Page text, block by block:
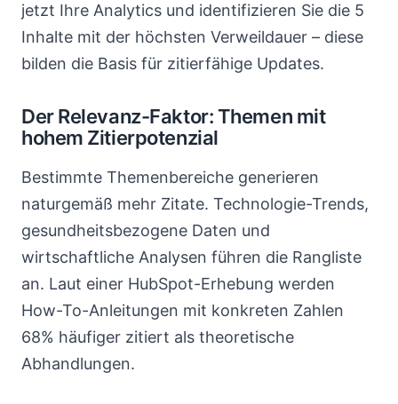
jetzt Ihre Analytics und identifizieren Sie die 5
Inhalte mit der höchsten Verweildauer – diese
bilden die Basis für zitierfähige Updates.
Der Relevanz-Faktor: Themen mit
hohem Zitierpotenzial
Bestimmte Themenbereiche generieren
naturgemäß mehr Zitate. Technologie-Trends,
gesundheitsbezogene Daten und
wirtschaftliche Analysen führen die Rangliste
an. Laut einer HubSpot-Erhebung werden
How-To-Anleitungen mit konkreten Zahlen
68% häufiger zitiert als theoretische
Abhandlungen.